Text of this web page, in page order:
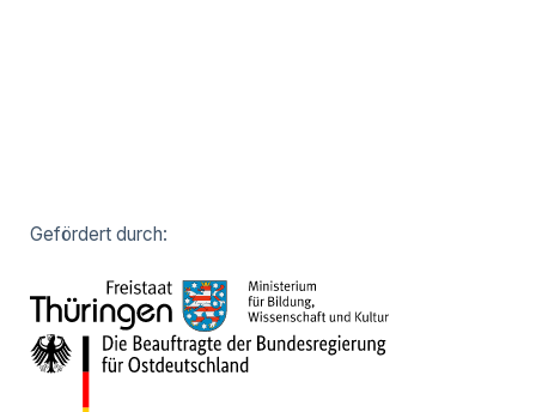
Gefördert durch: